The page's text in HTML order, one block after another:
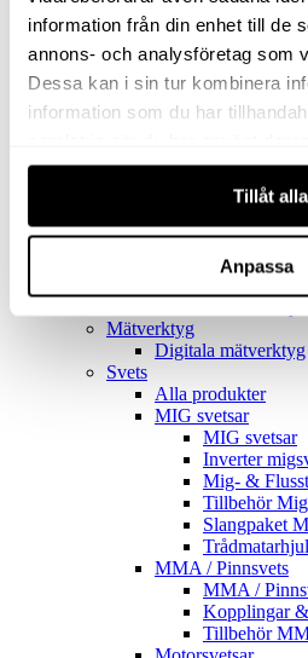
information från din enhet till de
annons- och analysföretag som
Dessa kan i sin tur kombinera
information som du har
Tillåt alla
Anpassa
Golv- &
Munstycke
Motor
Reservdelar
Rör & handtag
Uppsamlingspåsar
Alla produkter
Mätverktyg
Digitala mätverktyg
Svets
Alla produkter
MIG svetsar
MIG svetsar
Inverter
Mig- &
Tillbehör
Slangpaket
MMA / Pinnsvets
MMA /
Kopplingar
Tillbehör